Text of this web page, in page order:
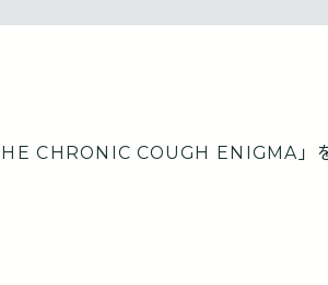
CHRONIC COUGH ENIGMA」